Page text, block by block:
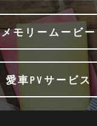
メモリームービー
愛車PVサービス